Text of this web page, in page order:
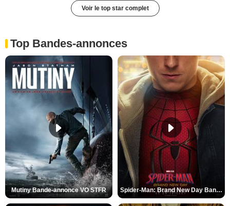
Voir le top star complet
Top Bandes-annonces
Mutiny Bande-annonce VO STFR Spider-Man: Brand New Day Bande-annonce VO STFR